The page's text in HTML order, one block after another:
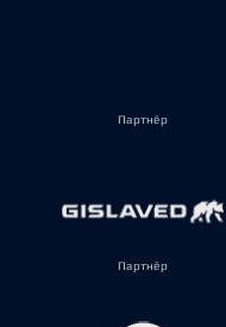
Партнёр
Партнёр